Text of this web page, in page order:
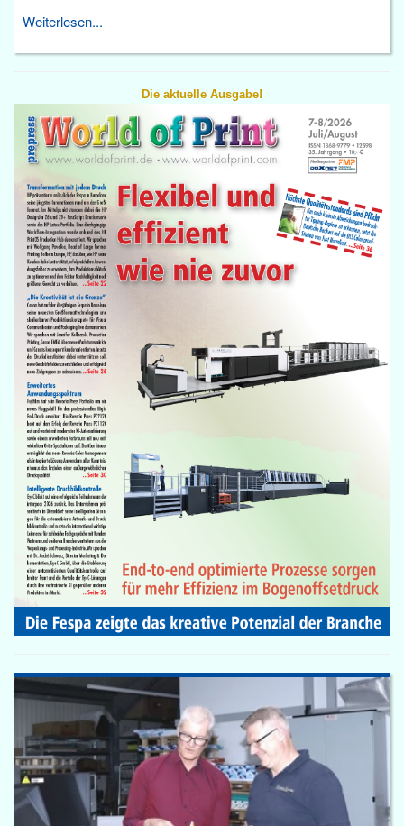
Weiterlesen...
Die aktuelle Ausgabe!